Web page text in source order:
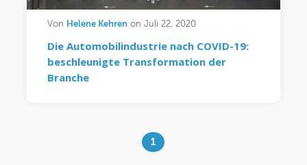
Von Helene Kehrenon Juli 22, 2020
Die Automobilindustrie nach COVID-19:
beschleunigte Transformation der
Branche
1